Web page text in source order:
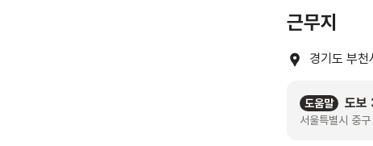
근무지
경기도 부천
도움말 도보
서울특별시 중